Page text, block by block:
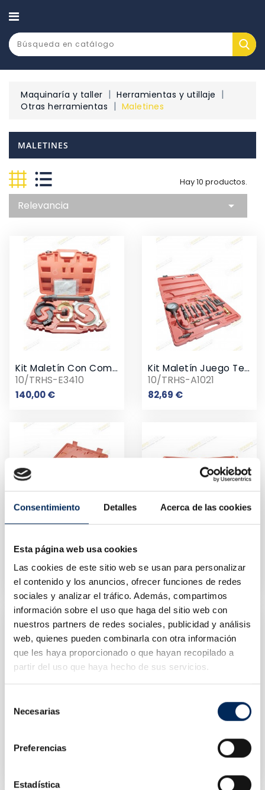
Consentimiento Detalles Acerca de las cookies
Esta página web usa cookies
Las cookies de este sitio web se usan para personalizar
el contenido y los anuncios, ofrecer funciones de redes
sociales y analizar el tráfico. Además, compartimos
información sobre el uso que haga del sitio web con
nuestros partners de redes sociales, publicidad y análisis
web, quienes pueden combinarla con otra información
que les haya proporcionado o que hayan recopilado a
partir del uso que haya hecho de sus servicios.
Necesarias
Preferencias
Estadística
CATEGORÍA
Maquinaría y taller
Herramientas y utillaje
Otras herramientas
Maletines
MALETINES
Hay 10 productos.
Relevancia 
Kit Maletín Con Compresor De Muelle Universal Y Alargadera
10/TRHS-E3410
140,00 €Precio
Kit Maletín Juego Tester De Compresión De Motor Diesel
10/TRHS-A1021
82,69 €Precio
Kit Maletín Medidor De Presión De Combustión De Aceite
10/TRHS-A1011
76,65 €Precio
10/TRHS-A0030
28,14 €Precio
10/TRHS-E2661
Kit Maletín De Herramientas De Bloqueo De Reglaje